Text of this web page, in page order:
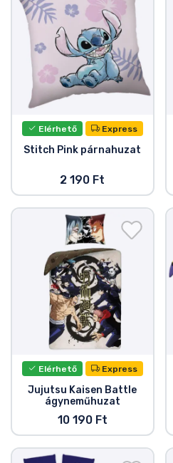
Elérhető Express
Stitch Pink párnahuzat
2 190 Ft
Elérhető Express
Jujutsu Kaisen Battle
ágyneműhuzat
10 190 Ft